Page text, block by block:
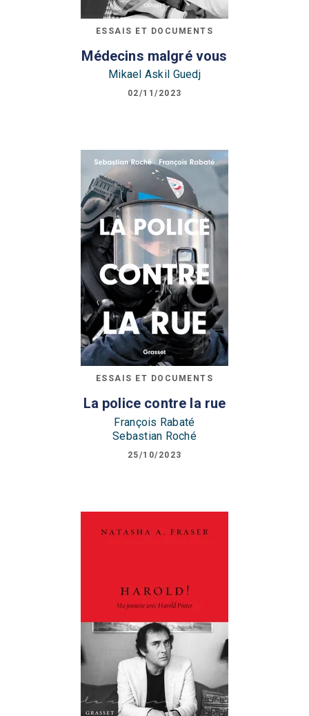
ESSAIS ET DOCUMENTS
Médecins malgré vous
Mikael Askil Guedj
02/11/2023
ESSAIS ET DOCUMENTS
La police contre la rue
François Rabaté
Sebastian Roché
25/10/2023